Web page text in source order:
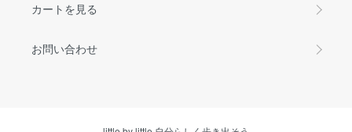
カートを見る
お問い合わせ